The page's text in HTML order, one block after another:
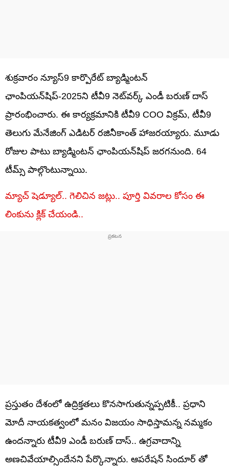
శుక్రవారం న్యూస్9 కార్పొరేట్ బ్యాడ్మింటన్
ఛాంపియన్‌షిప్-2025ని టీవీ9 నెట్‌వర్క్‌ ఎండీ బరుణ్ దాస్
ప్రారంభించారు. ఈ కార్యక్రమానికి టీవీ9 COO విక్రమ్‌, టీవీ9
తెలుగు మేనేజింగ్‌ ఎడిటర్‌ రజినీకాంత్‌ హాజరయ్యారు. మూడు
రోజుల పాటు బ్యాడ్మింటన్ ఛాంపియన్‌షిప్ జరగనుంది. 64
టీమ్స్‌ పాల్గొంటున్నాయి.
మ్యాచ్ షెడ్యూల్.. గెలిచిన జట్లు.. పూర్తి వివరాల కోసం ఈ
లింకును క్లిక్ చేయండి..
ప్రస్తుతం దేశంలో ఉద్రిక్తతలు కొనసాగుతున్నప్పటికీ.. ప్రధాని
మోదీ నాయకత్వంలో మనం విజయం సాధిస్తామన్న నమ్మకం
ఉందన్నారు టీవీ9 ఎండీ బరుణ్ దాస్‌.. ఉగ్రవాదాన్ని
అణచివేయాల్సిందేనని పేర్కొన్నారు. ఆపరేషన్ సిందూర్ తో